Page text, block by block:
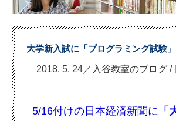
大学新入試に「プログラミング試験
2018. 5. 24／入谷教室のブログ /
5/16付けの日本経済新聞に 「